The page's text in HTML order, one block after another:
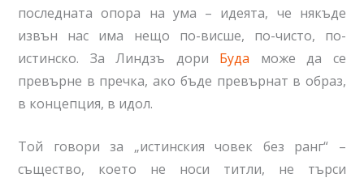
последната опора на ума – идеята, че някъде
извън нас има нещо по-висше, по-чисто, по-
истинско. За Линдзъ дори Буда може да се
превърне в пречка, ако бъде превърнат в образ,
в концепция, в идол.
Той говори за „истинския човек без ранг“ –
същество, което не носи титли, не търси